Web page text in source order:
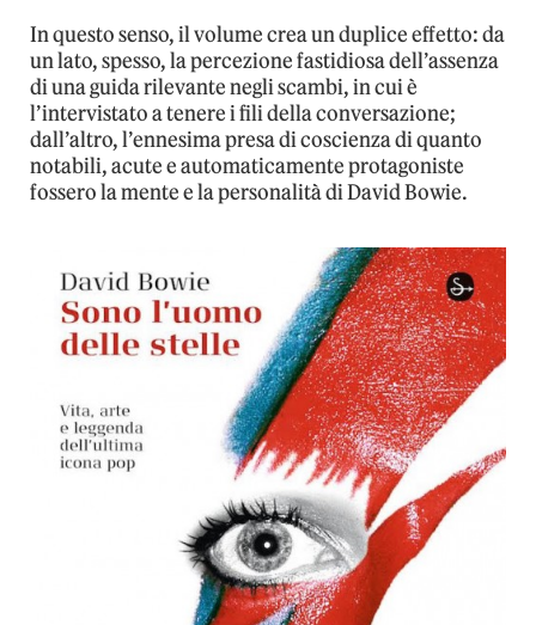
In questo senso, il volume crea un duplice effetto: da
un lato, spesso, la percezione fastidiosa dell’assenza
di una guida rilevante negli scambi, in cui è
l’intervistato a tenere i fili della conversazione;
dall’altro, l’ennesima presa di coscienza di quanto
notabili, acute e automaticamente protagoniste
fossero la mente e la personalità di David Bowie.